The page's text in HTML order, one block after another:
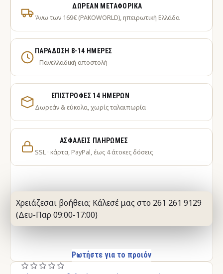
ΔΩΡΕΆΝ ΜΕΤΑΦΟΡΙΚΆ
Άνω των 169€ (PAKOWORLD), ηπειρωτική Ελλάδα
ΠΑΡΆΔΟΣΗ 8-14 ΗΜΈΡΕΣ
Πανελλαδική αποστολή
ΕΠΙΣΤΡΟΦΈΣ 14 ΗΜΕΡΏΝ
Δωρεάν & εύκολα, χωρίς ταλαιπωρία
ΑΣΦΑΛΕΊΣ ΠΛΗΡΩΜΈΣ
SSL · κάρτα, PayPal, έως 4 άτοκες δόσεις
Χρειάζεσαι βοήθεια; Κάλεσέ μας στο 261 261 9129
(Δευ-Παρ 09:00-17:00)
Ρωτήστε για το προιόν